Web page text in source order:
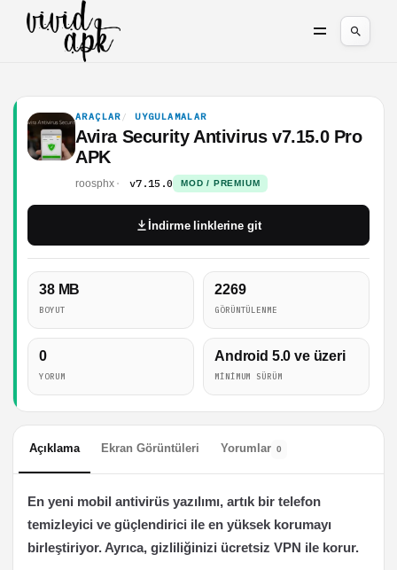
ARAÇLAR UYGULAMALAR
Avira Security Antivirus v7.15.0 Pro
APK
roosphx v7.15.0 MOD / PREMIUM
38 MB
BOYUT
2269
GÖRÜNTÜLENME
0
YORUM
Android 5.0 ve üzeri
MINIMUM SÜRÜM
İndirme linklerine git
Açıklama Ekran Görüntüleri Yorumlar 0
En yeni mobil antivirüs yazılımı, artık bir telefon
temizleyici ve güçlendirici ile en yüksek korumayı
birleştiriyor. Ayrıca, gizliliğinizi ücretsiz VPN ile korur.